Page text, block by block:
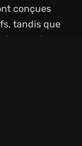
conçues
tandis que